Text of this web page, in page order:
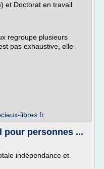
et Doctorat en travail
regroupe plusieurs
pas exhaustive, elle
libres.fr
pour personnes ...
indépendance et